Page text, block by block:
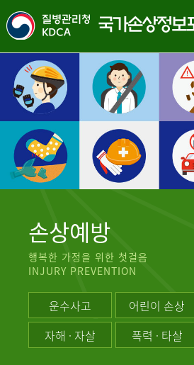
손상예방
행복한 가정을 위한 첫걸음
INJURY PREVENTION
운수사고 어린이 손상
자해 · 자살
폭력 · 타살